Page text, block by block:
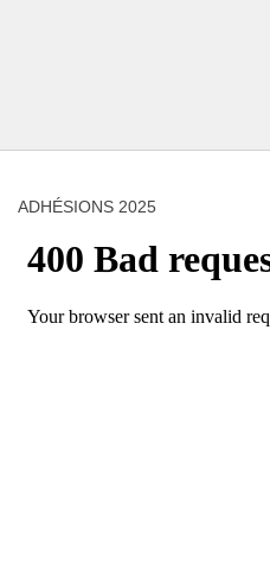
ADHÉSIONS 2025